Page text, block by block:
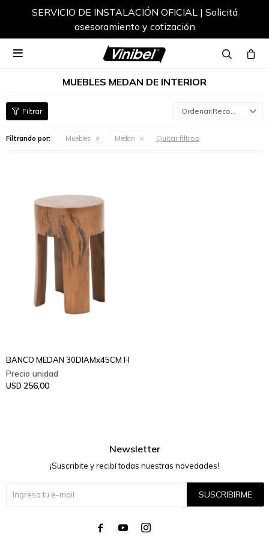
SERVICIO DE INSTALACIÓN OFICIAL | Solicitá
asesoramiento y cotización

MUEBLES MEDAN DE INTERIOR
Recomendados
Filtrando por: Muebles Medan Quitar filtros
BANCO MEDAN 30DIAMx45CM H
USD 256,00
Newsletter
¡Suscribite y recibí todas nuestras novedades!
SUSCRIBIRME
  